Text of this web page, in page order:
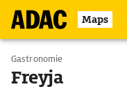
Maps
Gastronomie
Freyja